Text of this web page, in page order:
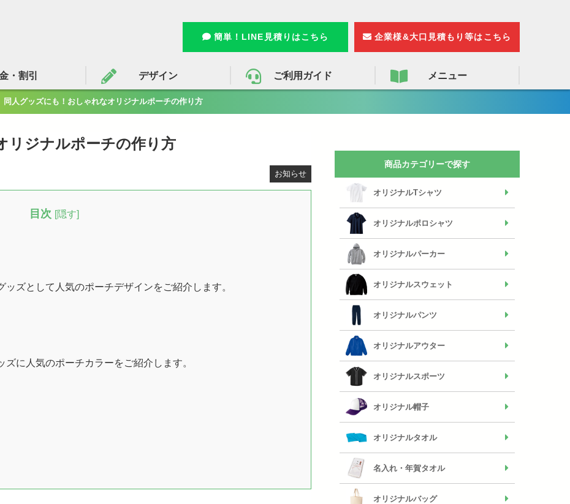
簡単！LINE見積りはこちら 企業様&大口見積もり等はこちら
・割引 デザイン ご利用ガイド メニュー
同人グッズにも！おしゃれなオリジナルポーチの作り方
リジナルポーチの作り方
お知らせ
目次 [隠す]
ズとして人気のポーチデザインをご紹介します。
に人気のポーチカラーをご紹介します。
商品カテゴリーで探す
オリジナルTシャツ
オリジナルポロシャツ
オリジナルパーカー
オリジナルスウェット
オリジナルパンツ
オリジナルアウター
オリジナルスポーツ
オリジナル帽子
オリジナルタオル
名入れ・年賀タオル
オリジナルバッグ
索